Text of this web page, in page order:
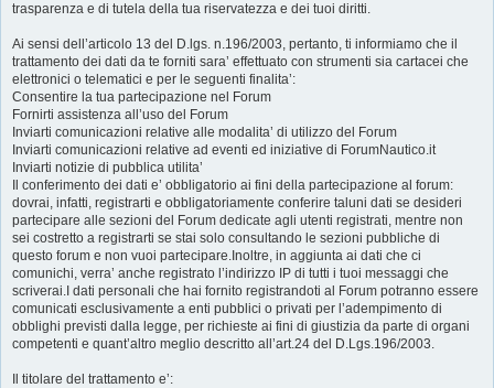
trasparenza e di tutela della tua riservatezza e dei tuoi diritti.
Ai sensi dell’articolo 13 del D.lgs. n.196/2003, pertanto, ti informiamo che il
trattamento dei dati da te forniti sara’ effettuato con strumenti sia cartacei che
elettronici o telematici e per le seguenti finalita’:
Consentire la tua partecipazione nel Forum
Fornirti assistenza all’uso del Forum
Inviarti comunicazioni relative alle modalita’ di utilizzo del Forum
Inviarti comunicazioni relative ad eventi ed iniziative di ForumNautico.it
Inviarti notizie di pubblica utilita’
Il conferimento dei dati e’ obbligatorio ai fini della partecipazione al forum:
dovrai, infatti, registrarti e obbligatoriamente conferire taluni dati se desideri
partecipare alle sezioni del Forum dedicate agli utenti registrati, mentre non
sei costretto a registrarti se stai solo consultando le sezioni pubbliche di
questo forum e non vuoi partecipare.Inoltre, in aggiunta ai dati che ci
comunichi, verra’ anche registrato l’indirizzo IP di tutti i tuoi messaggi che
scriverai.I dati personali che hai fornito registrandoti al Forum potranno essere
comunicati esclusivamente a enti pubblici o privati per l’adempimento di
obblighi previsti dalla legge, per richieste ai fini di giustizia da parte di organi
competenti e quant’altro meglio descritto all’art.24 del D.Lgs.196/2003.
Il titolare del trattamento e’: